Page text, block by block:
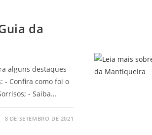
da
alguns destaques
- Confira como foi o
- Saiba…
8 DE SETEMBRO DE 2021